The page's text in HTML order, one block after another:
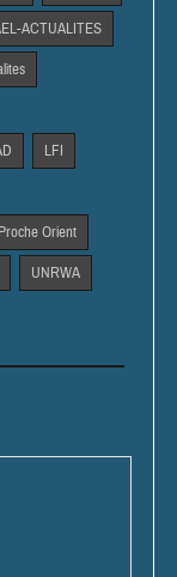
ACTUALITES
LFI
Proche Orient
UNRWA